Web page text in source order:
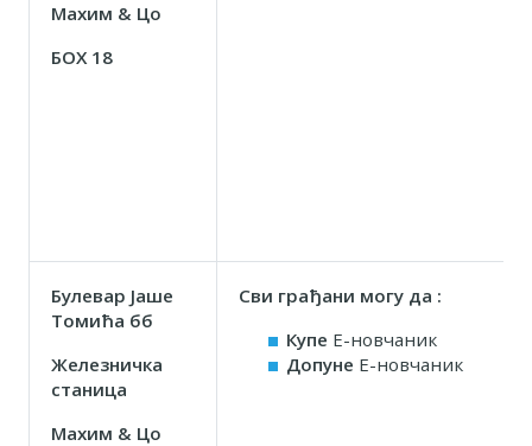
Маxим & Цо
БОX 18
Булевар Јаше
Томића бб
Железничка
станица
Маxим & Цо
Сви грађани могу да :
Купе Е-новчаник
Допуне Е-новчаник